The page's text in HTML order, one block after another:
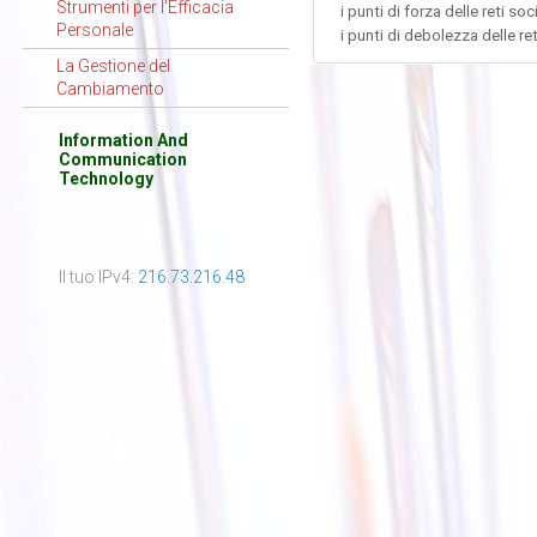
i punti di forza delle reti
i punti di debolezza delle
Strumenti per l'Efficacia
Personale
La Gestione del
Cambiamento
Information And
Communication
Technology
Il tuo IPv4: 216.73.216.48